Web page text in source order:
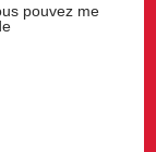
pouvez me